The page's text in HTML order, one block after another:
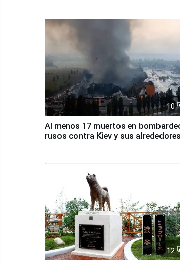
10
Al menos 17 muertos en
rusos contra Kiev y sus alrededores
12